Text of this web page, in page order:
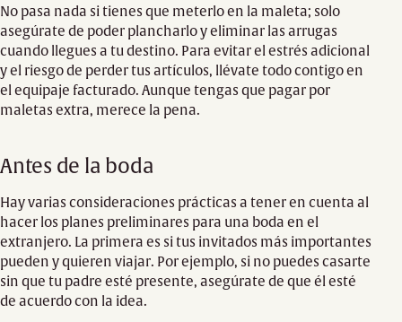
No pasa nada si tienes que meterlo en la maleta; solo
asegúrate de poder plancharlo y eliminar las arrugas
cuando llegues a tu destino. Para evitar el estrés adicional
y el riesgo de perder tus artículos, llévate todo contigo en
el equipaje facturado. Aunque tengas que pagar por
maletas extra, merece la pena.
Antes de la boda
Hay varias consideraciones prácticas a tener en cuenta al
hacer los planes preliminares para una boda en el
extranjero. La primera es si tus invitados más importantes
pueden y quieren viajar. Por ejemplo, si no puedes casarte
sin que tu padre esté presente, asegúrate de que él esté
de acuerdo con la idea.